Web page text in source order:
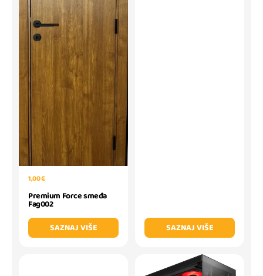
1,00 €
Premium Force smeđa
Fag002
SAZNAJ VIŠE
SAZNAJ VIŠE